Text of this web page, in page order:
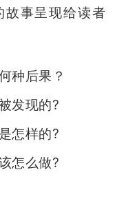
故事呈现给读者
种后果？
发现的?
怎样的?
怎么做?